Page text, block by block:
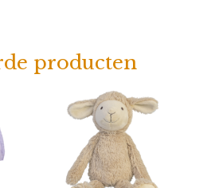
producten